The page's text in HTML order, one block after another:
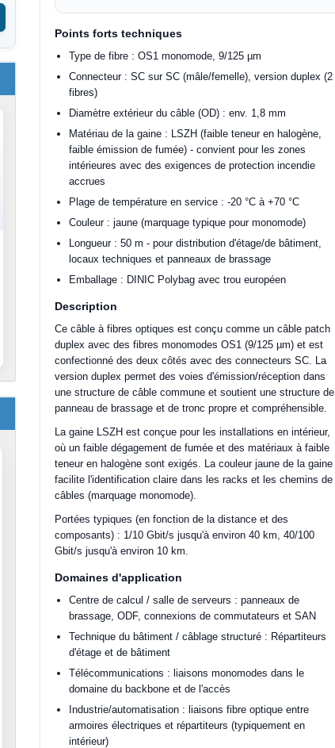
Points forts techniques
Type de fibre : OS1 monomode, 9/125 µm
Connecteur : SC sur SC (mâle/femelle), version duplex (2
fibres)
Diamètre extérieur du câble (OD) : env. 1,8 mm
Matériau de la gaine : LSZH (faible teneur en halogène,
faible émission de fumée) - convient pour les zones
intérieures avec des exigences de protection incendie
accrues
Plage de température en service : -20 °C à +70 °C
Couleur : jaune (marquage typique pour monomode)
Longueur : 50 m - pour distribution d'étage/de bâtiment,
locaux techniques et panneaux de brassage
Emballage : DINIC Polybag avec trou européen
Description
Ce câble à fibres optiques est conçu comme un câble patch
duplex avec des fibres monomodes OS1 (9/125 µm) et est
confectionné des deux côtés avec des connecteurs SC. La
version duplex permet des voies d'émission/réception dans
une structure de câble commune et soutient une structure de
panneau de brassage et de tronc propre et compréhensible.
La gaine LSZH est conçue pour les installations en intérieur,
où un faible dégagement de fumée et des matériaux à faible
teneur en halogène sont exigés. La couleur jaune de la gaine
facilite l'identification claire dans les racks et les chemins de
câbles (marquage monomode).
Portées typiques (en fonction de la distance et des
composants) : 1/10 Gbit/s jusqu'à environ 40 km, 40/100
Gbit/s jusqu'à environ 10 km.
Domaines d'application
Centre de calcul / salle de serveurs : panneaux de
brassage, ODF, connexions de commutateurs et SAN
Technique du bâtiment / câblage structuré : Répartiteurs
d'étage et de bâtiment
Télécommunications : liaisons monomodes dans le
domaine du backbone et de l'accès
Industrie/automatisation : liaisons fibre optique entre
armoires électriques et répartiteurs (typiquement en
intérieur)